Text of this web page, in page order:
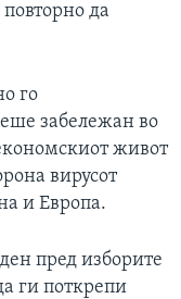
да
го
забележан во
живот
вирусот
и Европа.
пред изборите
ги поткрепи